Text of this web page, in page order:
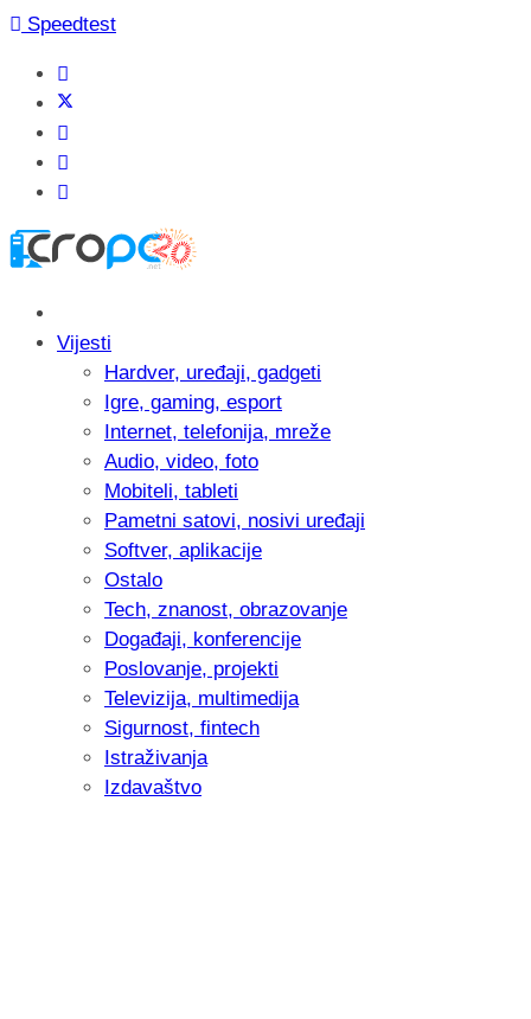
Speedtest
Vijesti
Hardver, uređaji, gadgeti
Igre, gaming, esport
Internet, telefonija, mreže
Audio, video, foto
Mobiteli, tableti
Pametni satovi, nosivi uređaji
Softver, aplikacije
Ostalo
Tech, znanost, obrazovanje
Događaji, konferencije
Poslovanje, projekti
Televizija, multimedija
Sigurnost, fintech
Istraživanja
Izdavaštvo